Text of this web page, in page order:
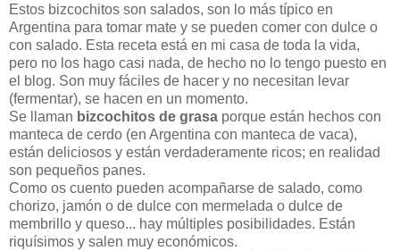
Estos bizcochitos son salados, son lo más típico en
Argentina para tomar mate y se pueden comer con dulce o
con salado. Esta receta está en mi casa de toda la vida,
pero no los hago casi nada, de hecho no lo tengo puesto en
el blog. Son muy fáciles de hacer y no necesitan levar
(fermentar), se hacen en un momento.
Se llaman bizcochitos de grasa porque están hechos con
manteca de cerdo (en Argentina con manteca de vaca),
están deliciosos y están verdaderamente ricos; en realidad
son pequeños panes.
Como os cuento pueden acompañarse de salado, como
chorizo, jamón o de dulce con mermelada o dulce de
membrillo y queso... hay múltiples posibilidades. Están
riquísimos y salen muy económicos.